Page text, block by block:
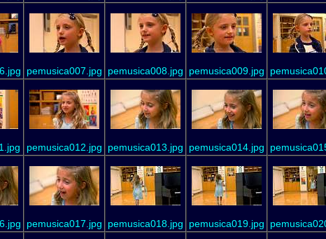
pemusica007.jpg pemusica008.jpg pemusica009.jpg
pemusica012.jpg pemusica013.jpg pemusica014.jpg
pemusica017.jpg pemusica018.jpg pemusica019.jpg